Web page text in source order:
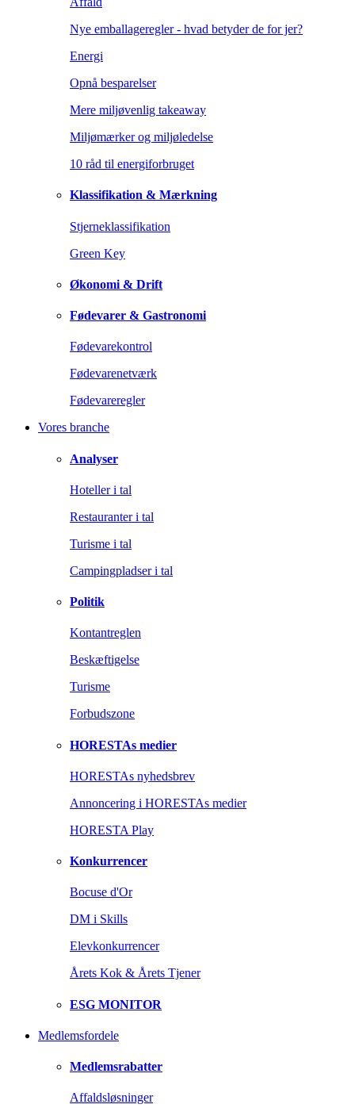
Nye emballageregler - hvad betyder de for jer?
Energi
Opnå besparelser
Mere miljøvenlig takeaway
Miljømærker og miljøledelse
10 råd til energiforbruget
Klassifikation & Mærkning
Stjerneklassifikation
Green Key
Økonomi & Drift
Fødevarer & Gastronomi
Fødevarekontrol
Fødevarenetværk
Fødevareregler
Vores branche
Analyser
Hoteller i tal
Restauranter i tal
Turisme i tal
Campingpladser i tal
Politik
Kontantreglen
Beskæftigelse
Turisme
Forbudszone
HORESTAs medier
HORESTAs nyhedsbrev
Annoncering i HORESTAs medier
HORESTA Play
Konkurrencer
Bocuse d'Or
DM i Skills
Elevkonkurrencer
Årets Kok & Årets Tjener
ESG MONITOR
Medlemsfordele
Medlemsrabatter
Affaldsløsninger